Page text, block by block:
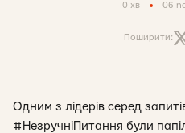
10 хв 06
Поширити:
Одним з лідерів серед
#НезручніПитання були